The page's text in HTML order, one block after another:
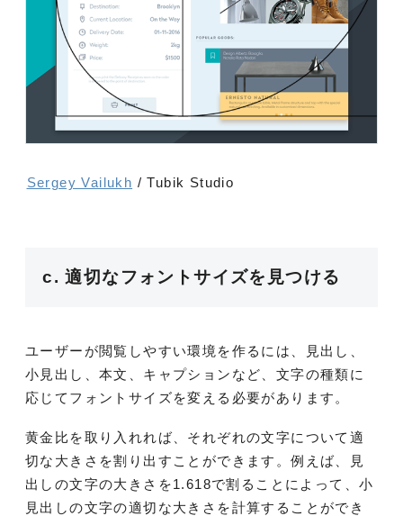
Sergey Vailukh / Tubik Studio
c. 適切なフォントサイズを見つける
ユーザーが閲覧しやすい環境を作るには、見出し、
小見出し、本文、キャプションなど、文字の種類に
応じてフォントサイズを変える必要があります。
黄金比を取り入れれば、それぞれの文字について適
切な大きさを割り出すことができます。例えば、見
出しの文字の大きさを1.618で割ることによって、小
見出しの文字の適切な大きさを計算することができ